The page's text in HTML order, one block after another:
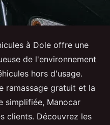
à Dole offre une
de l'environnement
hors d'usage.
ramassage gratuit et la
simplifiée, Manocar
clients. Découvrez les